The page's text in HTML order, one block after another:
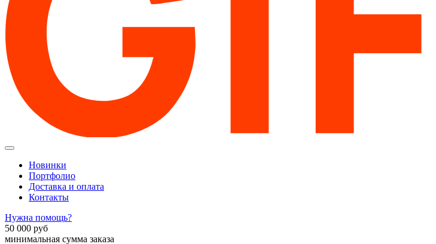
Новинки
Портфолио
Доставка и оплата
Контакты
Нужна помощь?
50 000 руб
минимальная сумма заказа